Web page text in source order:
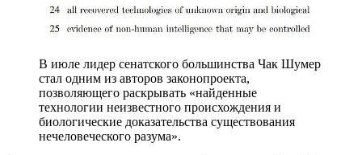
В июле лидер сенатского большинства Чак Шумер
стал одним из авторов законопроекта,
позволяющего раскрывать «найденные
технологии неизвестного происхождения и
биологические доказательства существования
нечеловеческого разума».